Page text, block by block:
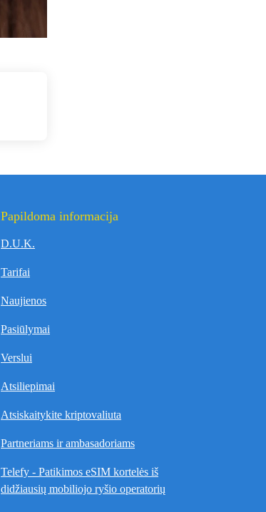
Papildoma informacija
D.U.K.
Tarifai
Naujienos
Pasiūlymai
Verslui
Atsiliepimai
Atsiskaitykite kriptovaliuta
Partneriams ir ambasadoriams
Telefy - Patikimos eSIM kortelės iš
didžiausių mobiliojo ryšio operatorių